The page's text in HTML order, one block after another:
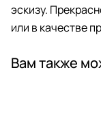
эскизу.
или в качестве
Вам также